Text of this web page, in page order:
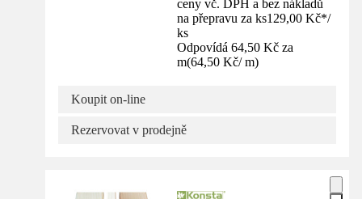
ceny vč. DPH a bez nákladů
na přepravu za ks129,00 Kč*/
ks
Odpovídá 64,50 Kč za
m(64,50 Kč/ m)
Koupit on-line
Rezervovat v prodejně